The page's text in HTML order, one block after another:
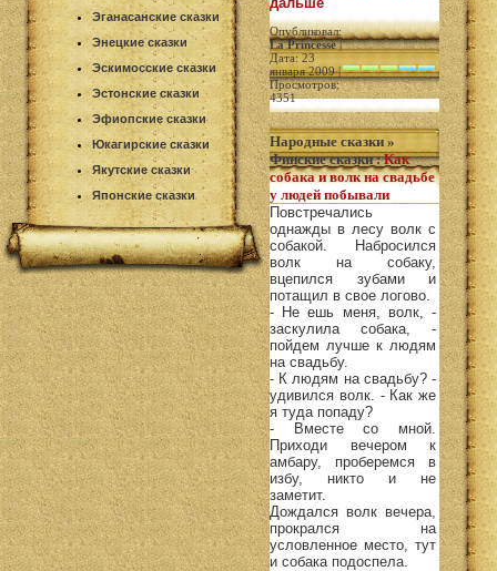
Эганасанские сказки
Энецкие сказки
Эскимосские сказки
Эстонские сказки
Эфиопские сказки
Юкагирские сказки
Якутские сказки
Японские сказки
Опубликовал:
La Princesse|
Дата: 23
января 2009 |
Просмотров:
4351
Народные сказки »
Финские сказки:Как
собака и волк на свадьбе
у людей побывали
Повстречались
однажды в лесу волк с
собакой. Набросился
волк на собаку,
вцепился зубами и
потащил в свое логово.
- Не ешь меня, волк, -
заскулила собака, -
пойдем лучше к людям
на свадьбу.
- К людям на свадьбу? -
удивился волк. - Как же
я туда попаду?
- Вместе со мной.
Приходи вечером к
амбару, проберемся в
избу, никто и не
заметит.
Дождался волк вечера,
прокрался на
условленное место, тут
и собака подоспела.